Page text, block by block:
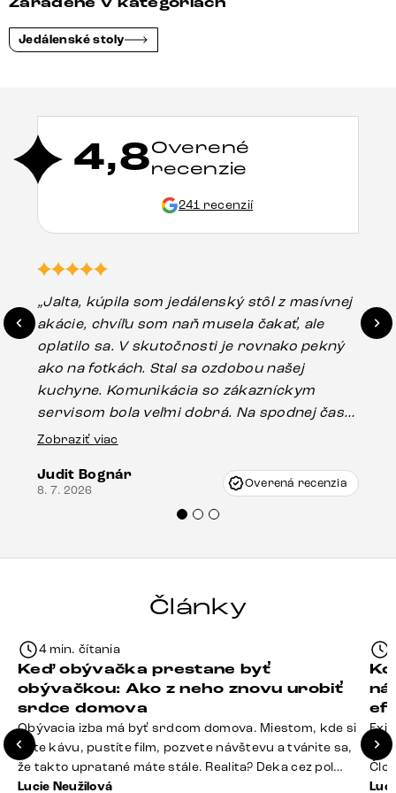
Jedálenské stoly
4,8Overené
recenzie
241 recenzií
„Jalta, kúpila som jedálenský stôl z masívnej
akácie, chvíľu som naň musela čakať, ale
oplatilo sa. V skutočnosti je rovnako pekný
ako na fotkách. Stal sa ozdobou našej
kuchyne. Komunikácia so zákazníckym
servisom bola veľmi dobrá. Na spodnej časti
stola bolo malé poškodenie, pravdepodobne
Vincze pri riešení mojej záležitosti pristúpili
veľmi korektne. Odporúčam produkty Delife
Zobraziť viac
Judit Bognár
8. 7. 2026 Overená recenzia
Články
4 min. čítania
Keď obývačka prestane byť
obývačkou: Ako z neho znovu urobiť
srdce domova
Obývacia izba má byť srdcom domova. Miestom, kde si
dáte kávu, pustíte film, pozvete návštevu a tvárite sa,
že takto upratané máte stále. Realita? Deka cez pol
sedačky, ovládač záhadne zmizol, konferenčný stolík
Lucie Neužilová